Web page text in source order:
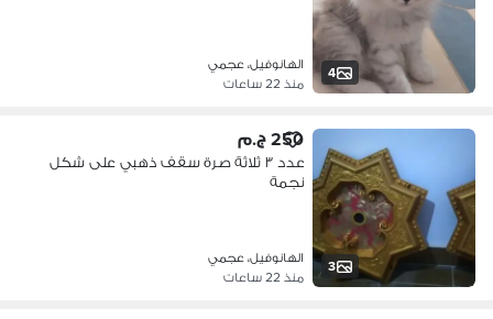
4
الهانوفيل، عجمي
منذ 22 ساعات
3
250 ج.م
عدد ٣ ثلاثة صرة سقف ذهبي على شكل
نجمة
الهانوفيل، عجمي
منذ 22 ساعات